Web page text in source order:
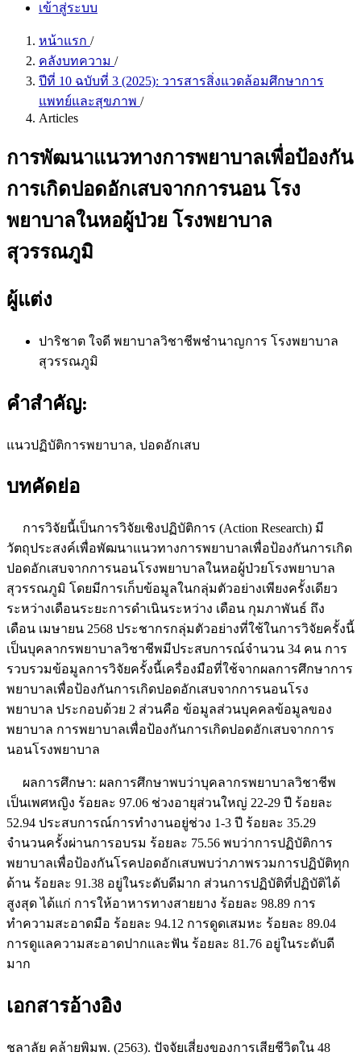
เข้าสู่ระบบ
หน้าแรก /
คลังบทความ /
ปีที่ 10 ฉบับที่ 3 (2025): วารสารสิ่งแวดล้อมศึกษาการ
แพทย์และสุขภาพ /
Articles
การพัฒนาแนวทางการพยาบาลเพื่อป้องกัน
การเกิดปอดอักเสบจากการนอน โรง
พยาบาลในหอผู้ป่วย โรงพยาบาล
สุวรรณภูมิ
ผู้แต่ง
ปาริชาต ใจดี พยาบาลวิชาชีพชำนาญการ โรงพยาบาล
สุวรรณภูมิ
คำสำคัญ:
แนวปฏิบัติการพยาบาล, ปอดอักเสบ
บทคัดย่อ
การวิจัยนี้เป็นการวิจัยเชิงปฏิบัติการ (Action Research) มี
วัตถุประสงค์เพื่อพัฒนาแนวทางการพยาบาลเพื่อป้องกันการเกิด
ปอดอักเสบจากการนอนโรงพยาบาลในหอผู้ป่วยโรงพยาบาล
สุวรรณภูมิ โดยมีการเก็บข้อมูลในกลุ่มตัวอย่างเพียงครั้งเดียว
ระหว่างเดือนระยะการดำเนินระหว่าง เดือน กุมภาพันธ์ ถึง
เดือน เมษายน 2568 ประชากรกลุ่มตัวอย่างที่ใช้ในการวิจัยครั้งนี้
เป็นบุคลากรพยาบาลวิชาชีพมีประสบการณ์จำนวน 34 คน การ
รวบรวมข้อมูลการวิจัยครั้งนี้เครื่องมือที่ใช้จากผลการศึกษาการ
พยาบาลเพื่อป้องกันการเกิดปอดอักเสบจากการนอนโรง
พยาบาล ประกอบด้วย 2 ส่วนคือ ข้อมูลส่วนบุคคลข้อมูลของ
พยาบาล การพยาบาลเพื่อป้องกันการเกิดปอดอักเสบจากการ
นอนโรงพยาบาล
ผลการศึกษา: ผลการศึกษาพบว่าบุคลากรพยาบาลวิชาชีพ
เป็นเพศหญิง ร้อยละ 97.06 ช่วงอายุส่วนใหญ่ 22-29 ปี ร้อยละ
52.94 ประสบการณ์การทำงานอยู่ช่วง 1-3 ปี ร้อยละ 35.29
จำนวนครั้งผ่านการอบรม ร้อยละ 75.56 พบว่าการปฏิบัติการ
พยาบาลเพื่อป้องกันโรคปอดอักเสบพบว่าภาพรวมการปฏิบัติทุก
ด้าน ร้อยละ 91.38 อยู่ในระดับดีมาก ส่วนการปฏิบัติที่ปฏิบัติได้
สูงสุด ได้แก่ การให้อาหารทางสายยาง ร้อยละ 98.89 การ
ทำความสะอาดมือ ร้อยละ 94.12 การดูดเสมหะ ร้อยละ 89.04
การดูแลความสะอาดปากและฟัน ร้อยละ 81.76 อยู่ในระดับดี
มาก
เอกสารอ้างอิง
ชลาลัย คล้ายพิมพ. (2563). ปัจจัยเสี่ยงของการเสียชีวิตใน 48